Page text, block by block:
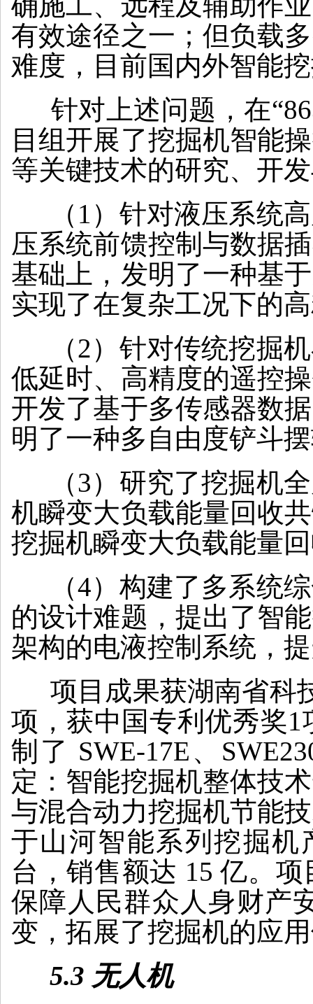
有效途径之一；但负载
难度，目前国内外智能
针对上述问题，在
目组开展了挖掘机智能
等关键技术的研究、开
（1）针对液压系统
压系统前馈控制与数据
基础上，发明了一种基
实现了在复杂工况下的
（2）针对传统挖掘
低延时、高精度的遥控
开发了基于多传感器数
明了一种多自由度铲斗
（3）研究了挖掘机
机瞬变大负载能量回收
挖掘机瞬变大负载能量
（4）构建了多系统
的设计难题，提出了智
架构的电液控制系统，
项目成果获湖南省科
项，获中国专利优秀奖
制了 SWE-17E、
定：智能挖掘机整体技
与混合动力挖掘机节能
于山河智能系列挖掘机
台，销售额达 15 亿。
保障人民群众人身财产
变，拓展了挖掘机的应
5.3 无人机